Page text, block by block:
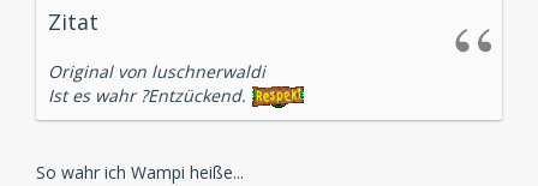
Zitat
Original von luschnerwaldi
Ist es wahr ?Entzückend.
So wahr ich Wampi heiße...